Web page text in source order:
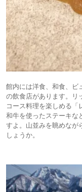
館内には洋食、和食、ビ
の飲食店があります。リ
コース料理を楽しめる「
和牛を使ったステーキな
すよ。山並みを眺めなが
しょうか。